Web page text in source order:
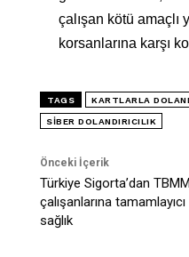
çalışan kötü amaçlı
korsanlarına karşı
TAGS KARTLARLA
SIBER DOLANDIRICILIK
Önceki İçerik
Türkiye Sigorta’dan TBMM
çalışanlarına tamamlayıcı
sağlık